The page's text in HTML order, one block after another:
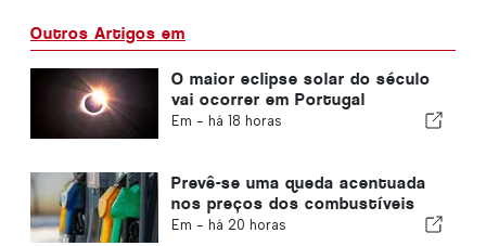
Outros Artigos em
O maior eclipse solar do século
vai ocorrer em Portugal
Em - há 18 horas
Prevê-se uma queda acentuada
nos preços dos combustíveis
Em - há 20 horas